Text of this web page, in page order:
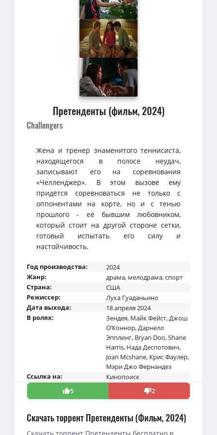
Претенденты (фильм, 2024)
Challengers
Жена и тренер знаменитого теннисиста,
находящегося в полосе неудач,
записывают его на соревнования
«Челленджер». В этом вызове ему
придётся соревноваться не только с
оппонентами на корте, но и с тенью
прошлого - её бывшим любовником,
который стоит на другой стороне сетки,
готовый испытать его силу и
настойчивость.
Год производства:
2024
Жанр:
драма, мелодрама,спорт
Страна:
США
Режиссер:
Лука Гуаданьино
Дата выхода:
18 апреля 2024
В ролях:
Зендея, Майк Фейст,Джош
О’Коннор,Дарнелл
Эпплинг, Bryan Doo,Shane
Harris, Нада Деспотович,
Joan Mcshane, Крис Фаулер,
Мэри Джо Фернандез
Ссылка на:
Кинопоиск
5
2
Скачать торрент Претенденты (Фильм, 2024)